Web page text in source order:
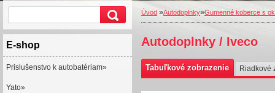
E-shop
Prislušenstvo k autobatériam»
Yato»
Úvod »Autodoplnky»Gumenné koberce s
Autodoplnky / Iveco
Tabuľkové zobrazenie Riadkové